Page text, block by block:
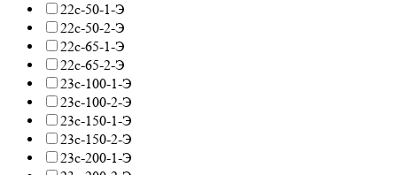
22с-50-1-Э
22с-50-2-Э
22с-65-1-Э
22с-65-2-Э
23с-100-1-Э
23с-100-2-Э
23с-150-1-Э
23с-150-2-Э
23с-200-1-Э